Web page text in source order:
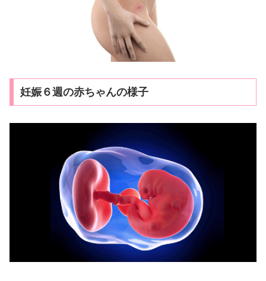
妊娠６週の赤ちゃんの様子